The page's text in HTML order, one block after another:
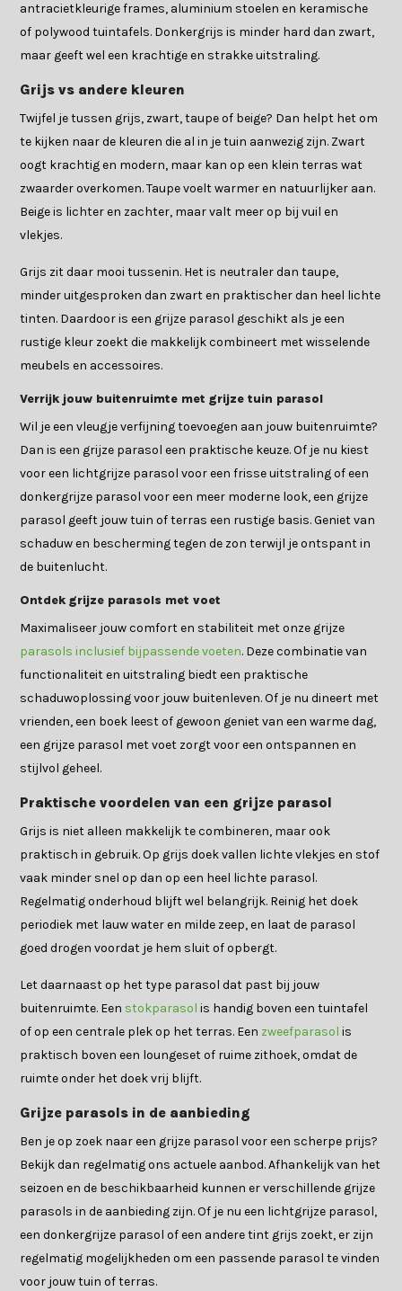
antracietkleurige frames, aluminium stoelen en keramische
of polywood tuintafels. Donkergrijs is minder hard dan zwart,
maar geeft wel een krachtige en strakke uitstraling.
Grijs vs andere kleuren
Twijfel je tussen grijs, zwart, taupe of beige? Dan helpt het om
te kijken naar de kleuren die al in je tuin aanwezig zijn. Zwart
oogt krachtig en modern, maar kan op een klein terras wat
zwaarder overkomen. Taupe voelt warmer en natuurlijker aan.
Beige is lichter en zachter, maar valt meer op bij vuil en
vlekjes.
Grijs zit daar mooi tussenin. Het is neutraler dan taupe,
minder uitgesproken dan zwart en praktischer dan heel lichte
tinten. Daardoor is een grijze parasol geschikt als je een
rustige kleur zoekt die makkelijk combineert met wisselende
meubels en accessoires.
Verrijk jouw buitenruimte met grijze tuin parasol
Wil je een vleugje verfijning toevoegen aan jouw buitenruimte?
Dan is een grijze parasol een praktische keuze. Of je nu kiest
voor een lichtgrijze parasol voor een frisse uitstraling of een
donkergrijze parasol voor een meer moderne look, een grijze
parasol geeft jouw tuin of terras een rustige basis. Geniet van
schaduw en bescherming tegen de zon terwijl je ontspant in
de buitenlucht.
Ontdek grijze parasols met voet
Maximaliseer jouw comfort en stabiliteit met onze grijze
parasols inclusief bijpassende voeten. Deze combinatie van
functionaliteit en uitstraling biedt een praktische
schaduwoplossing voor jouw buitenleven. Of je nu dineert met
vrienden, een boek leest of gewoon geniet van een warme dag,
een grijze parasol met voet zorgt voor een ontspannen en
stijlvol geheel.
Praktische voordelen van een grijze parasol
Grijs is niet alleen makkelijk te combineren, maar ook
praktisch in gebruik. Op grijs doek vallen lichte vlekjes en stof
vaak minder snel op dan op een heel lichte parasol.
Regelmatig onderhoud blijft wel belangrijk. Reinig het doek
periodiek met lauw water en milde zeep, en laat de parasol
goed drogen voordat je hem sluit of opbergt.
Let daarnaast op het type parasol dat past bij jouw
buitenruimte. Een stokparasol is handig boven een tuintafel
of op een centrale plek op het terras. Een zweefparasol is
praktisch boven een loungeset of ruime zithoek, omdat de
ruimte onder het doek vrij blijft.
Grijze parasols in de aanbieding
Ben je op zoek naar een grijze parasol voor een scherpe prijs?
Bekijk dan regelmatig ons actuele aanbod. Afhankelijk van het
seizoen en de beschikbaarheid kunnen er verschillende grijze
parasols in de aanbieding zijn. Of je nu een lichtgrijze parasol,
een donkergrijze parasol of een andere tint grijs zoekt, er zijn
regelmatig mogelijkheden om een passende parasol te vinden
voor jouw tuin of terras.